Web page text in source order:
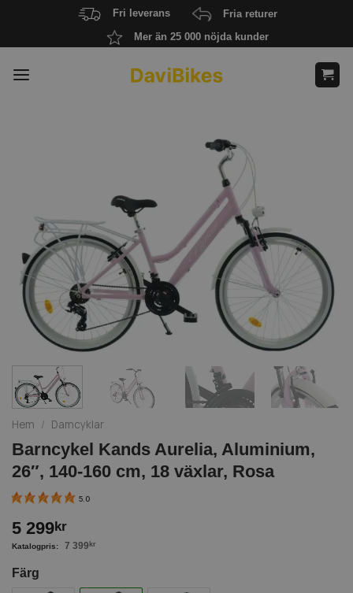
content
Fri leverans
Fria returer
Mer än 25 000 nöjda kunder
Hem / Damcyklar
Barncykel Kands Aurelia, Aluminium,
26″, 140-160 cm, 18 växlar, Rosa
5.0
5 299kr
7 399 kr
Färg